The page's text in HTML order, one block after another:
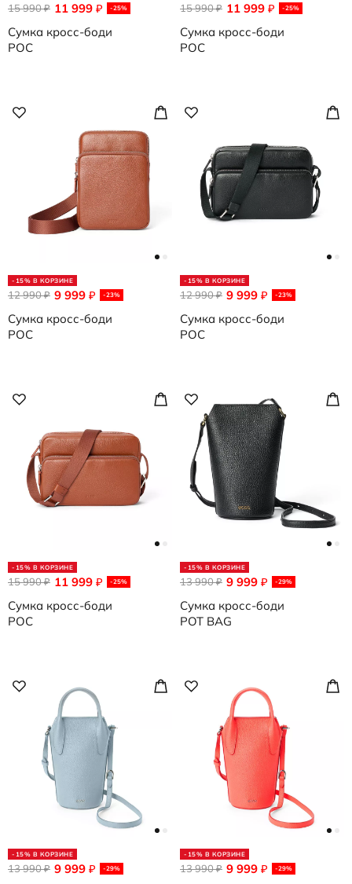
11 999 ₽ -25%
15 990₽
Сумка кросс-боди
POC
11 999 ₽ -25%
15 990₽
Сумка кросс-боди
POC
-15% В КОРЗИНЕ
9 999 ₽ -23%
12 990₽
Сумка кросс-боди
POC
-15% В КОРЗИНЕ
9 999 ₽ -23%
12 990₽
Сумка кросс-боди
POC
-15% В КОРЗИНЕ
11 999 ₽ -25%
15 990₽
Сумка кросс-боди
POC
-15% В КОРЗИНЕ
9 999 ₽ -29%
13 990₽
Сумка кросс-боди
POT BAG
-15% В КОРЗИНЕ
9 999 ₽ -29%
13 990₽
-15% В КОРЗИНЕ
9 999 ₽ -29%
13 990₽